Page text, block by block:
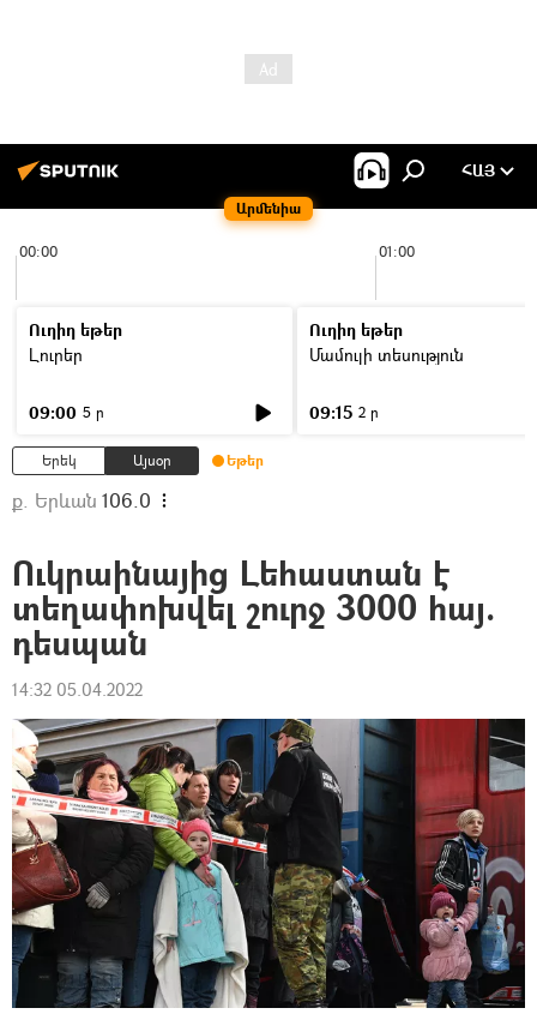
Արմենիա
ՀԱՅ
00:00 01:00
Ուղիղ եթեր
Լուրեր
09:00 5 ր
Ուղիղ եթեր
Մամուլի տեսություն
09:15 2 ր
Երեկ Այսօր Եթեր
ք. Երևան 106.0
Ուկրաինայից Լեհաստան է
տեղափոխվել շուրջ 3000 հայ.
դեսպան
14:32 05.04.2022